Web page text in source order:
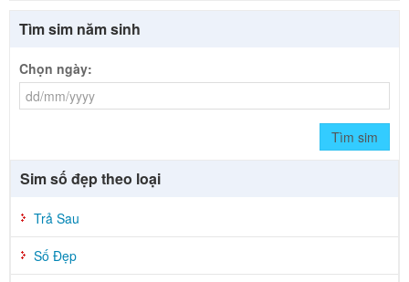
Tìm sim năm sinh
Chọn ngày:
Tìm sim
Sim số đẹp theo loại
Trả Sau
Số Đẹp